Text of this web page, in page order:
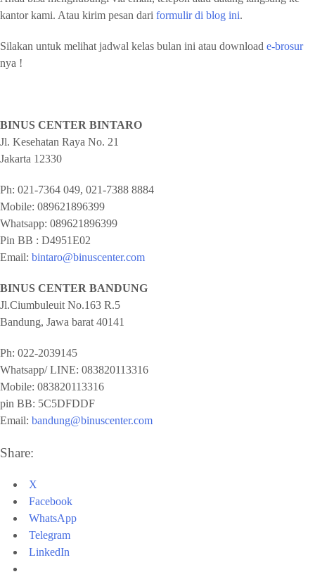
kantor kami. Atau kirim pesan dari formulir di blog ini.
Silakan untuk melihat jadwal kelas bulan ini atau download e-brosur
nya !
BINUS CENTER BINTARO
Jl. Kesehatan Raya No. 21
Jakarta 12330
Ph: 021-7364 049, 021-7388 8884
Mobile: 089621896399
Whatsapp: 089621896399
Pin BB : D4951E02
Email: bintaro@binuscenter.com
BINUS CENTER BANDUNG
Jl.Ciumbuleuit No.163 R.5
Bandung, Jawa barat 40141
Ph: 022-2039145
Whatsapp/ LINE: 083820113316
Mobile: 083820113316
pin BB: 5C5DFDDF
Email: bandung@binuscenter.com
Share:
X
Facebook
WhatsApp
Telegram
LinkedIn